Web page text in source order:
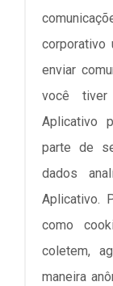
corporativo
enviar
você
Aplicativo
parte de
dados
Aplicativo.
como
coletem,
maneira